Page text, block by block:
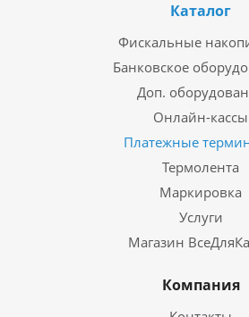
Каталог
Фискальные
Банковское
Доп.
Онлайн-кассы
Платежные
Термолента
Маркировка
Услуги
Магазин
Компания